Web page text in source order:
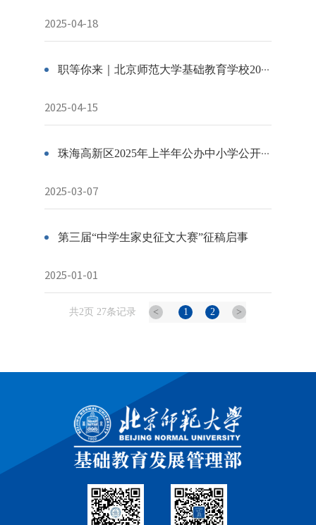
2025-04-18
职等你来｜北京师范大学基础教育学校2025年春季学期（第32届）教师专场招聘会招聘公告
2025-04-15
珠海高新区2025年上半年公办中小学公开招聘事业编制教师公告
2025-03-07
第三届“中学生家史征文大赛”征稿启事
2025-01-01
共2页 27条记录 < 1 2 >